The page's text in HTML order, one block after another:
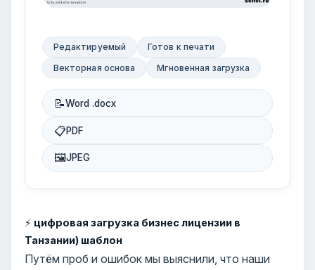
Редактируемый
Готов к печати
Векторная основа
Мгновенная загрузка
📝Word .docx
📋PDF
🖼JPEG
⚡ цифровая загрузка бизнес лицензии в
Танзании) шаблон
Путём проб и ошибок мы выяснили, что наши